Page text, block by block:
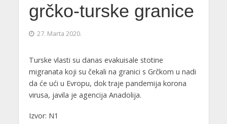
grčko-turske granice
27. Marta 2020.
Turske vlasti su danas evakuisale stotine
migranata koji su čekali na granici s Grčkom u nadi
da će ući u Evropu, dok traje pandemija korona
virusa, javila je agencija Anadolija.
Izvor: N1